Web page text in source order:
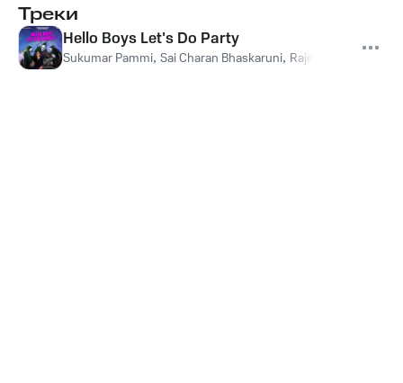
Треки
Hello Boys Let's Do Party
Sukumar Pammi, Sai Charan Bhaskaruni, Rajesh Lokanadam